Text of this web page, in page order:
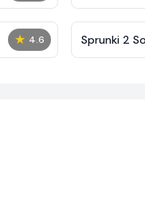
★ 4.6 Sprunki 2